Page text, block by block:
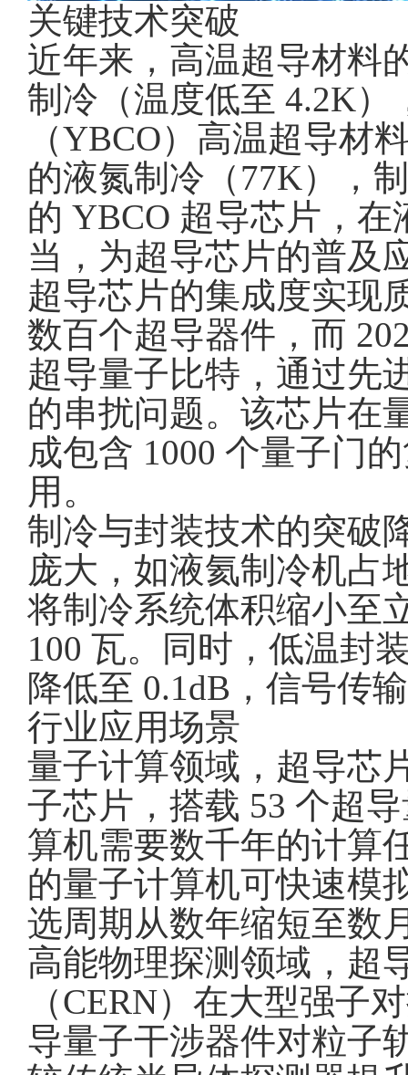
关键技术突破
近年来，高温超导材料
制冷（温度低至 4.2K
（YBCO）高温超导材
的液氮制冷（77K），
的 YBCO 超导芯片，
当，为超导芯片的普及
超导芯片的集成度实现
数百个超导器件，而
超导量子比特，通过先
的串扰问题。该芯片在
成包含 1000 个量子门
用。
制冷与封装技术的突破
庞大，如液氦制冷机占
将制冷系统体积缩小至
100 瓦。同时，低温封
降低至 0.1dB，信号传
行业应用场景
量子计算领域，超导芯
子芯片，搭载 53 个超
算机需要数千年的计算
的量子计算机可快速模
选周期从数年缩短至数
高能物理探测领域，超
（CERN）在大型强子
导量子干涉器件对粒子